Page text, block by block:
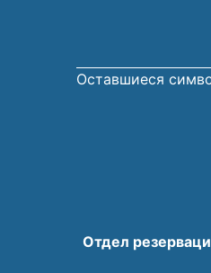
Оставшиеся
Отдел